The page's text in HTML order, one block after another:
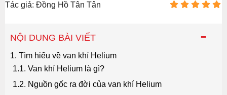
Tác giả: Đồng Hồ Tân Tân
-
NỘI DUNG BÀI VIẾT
1. Tìm hiểu về van khí Helium
1.1. Van khí Helium là gì?
1.2. Nguồn gốc ra đời của van khí Helium